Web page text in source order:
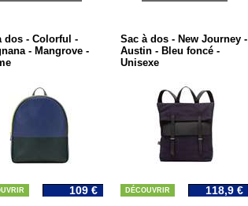
dos - Colorful -
- Mangrove -
109 €
Sac à dos - New Journey -
Austin - Bleu foncé -
Unisexe
DÉCOUVRIR 118,9 €